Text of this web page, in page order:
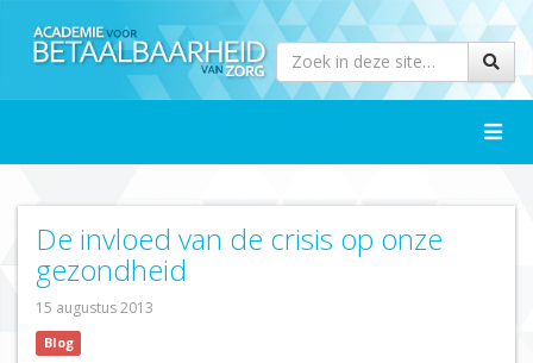
Toggle
De invloed van de crisis op onze
gezondheid
15 augustus 2013
Blog